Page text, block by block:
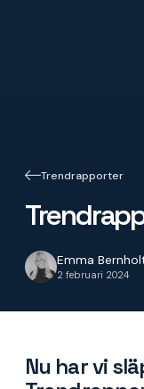
Trendrapporter
Emma
2 februari 2024
Nu har vi